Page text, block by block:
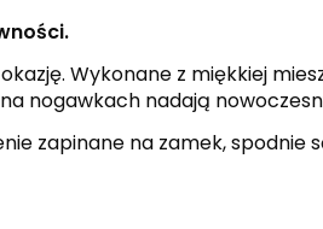
Wykonane z miękkiej
nogawkach nadają
zapinane na zamek, spodnie